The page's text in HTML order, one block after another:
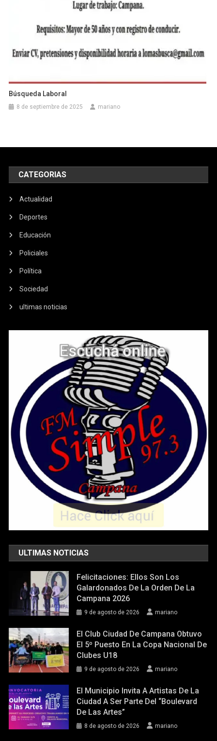
Búsqueda Laboral
8 de septiembre de 2025 mariano
CATEGORIAS
Actualidad
Deportes
Educación
Policiales
Política
Sociedad
ultimas noticias
ULTIMAS NOTICIAS
Felicitaciones: Ellos Son Los
Galardonados De La Orden De La
Campana 2026
9 de agosto de 2026 mariano
El Club Ciudad De Campana Obtuvo
El 5º Puesto En La Copa Nacional De
Clubes U18
9 de agosto de 2026 mariano
El Municipio Invita A Artistas De La
Ciudad A Ser Parte Del “Boulevard
De Las Artes”
8 de agosto de 2026 mariano